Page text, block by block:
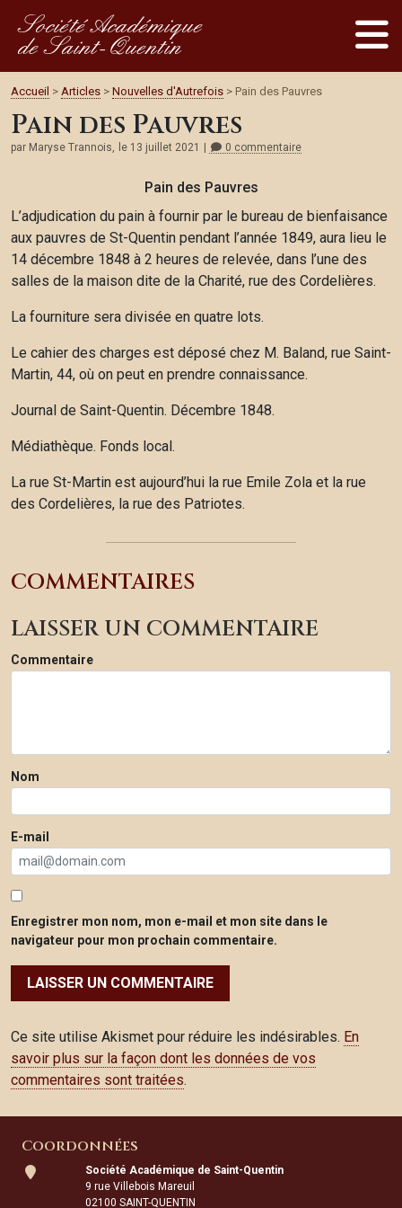
Société Académique
de Saint-Quentin
Accueil > Articles > Nouvelles d'Autrefois > Pain des Pauvres
Pain des Pauvres
par Maryse Trannois, le 13 juillet 2021 0 commentaire
Pain des Pauvres
L’adjudication du pain à fournir par le bureau de bienfaisance
aux pauvres de St-Quentin pendant l’année 1849, aura lieu le
14 décembre 1848 à 2 heures de relevée, dans l’une des
salles de la maison dite de la Charité, rue des Cordelières.
La fourniture sera divisée en quatre lots.
Le cahier des charges est déposé chez M. Baland, rue Saint-
Martin, 44, où on peut en prendre connaissance.
Journal de Saint-Quentin. Décembre 1848.
Médiathèque. Fonds local.
La rue St-Martin est aujourd’hui la rue Emile Zola et la rue
des Cordelières, la rue des Patriotes.
COMMENTAIRES
LAISSER UN COMMENTAIRE
Commentaire
Nom
E-mail
Enregistrer mon nom, mon e-mail et mon site dans le
navigateur pour mon prochain commentaire.
Ce site utilise Akismet pour réduire les indésirables. En
savoir plus sur la façon dont les données de vos
commentaires sont traitées.
Coordonnées
Société Académique de Saint-Quentin
9 rue Villebois Mareuil
02100 SAINT-QUENTIN